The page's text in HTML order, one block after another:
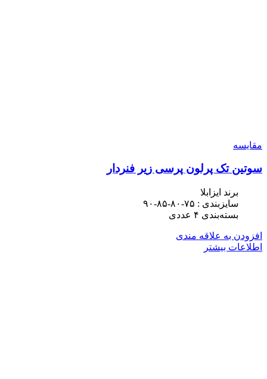
مقایسه
سوتین تک پرلون پرسی زیر فنردار
برند ایزابلا
سایزبندی : ۷۵-۸۰-۸۵-۹۰
بسته‌بندی ۴ عددی
افزودن به علاقه مندی
اطلاعات بیشتر